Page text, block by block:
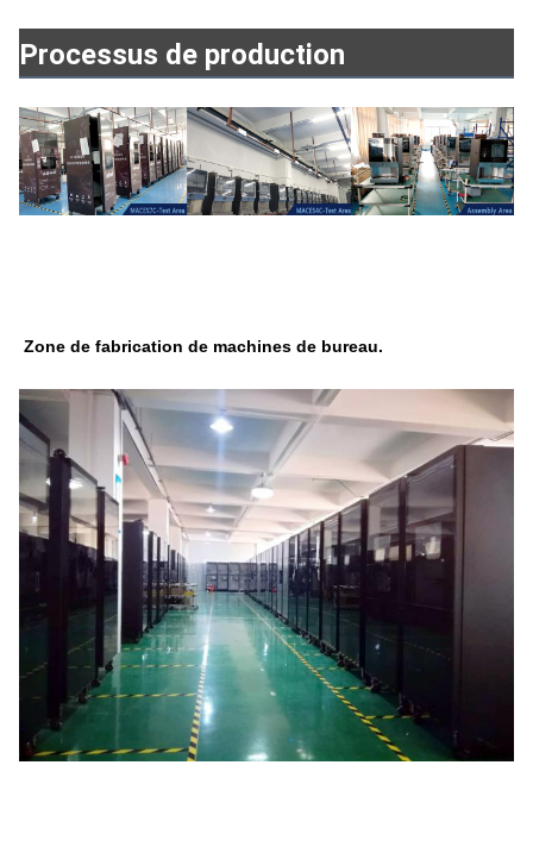
Processus de production
Zone de fabrication de machines de bureau.